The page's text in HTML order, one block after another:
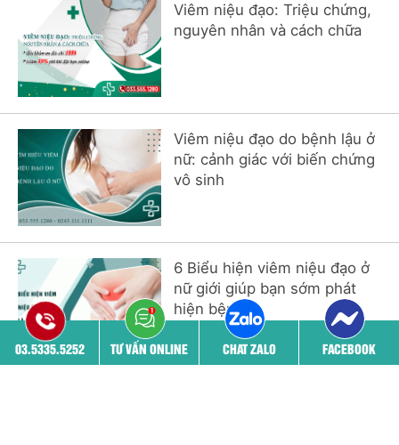
Viêm niệu đạo: Triệu chứng,
nguyên nhân và cách chữa
Viêm niệu đạo do bệnh lậu ở
nữ: cảnh giác với biến chứng
vô sinh
6 Biểu hiện viêm niệu đạo ở
nữ giới giúp bạn sớm phát
hiện bệnh
03.5335.5252 TƯ VẤN ONLINE CHAT ZALO FACEBOOK